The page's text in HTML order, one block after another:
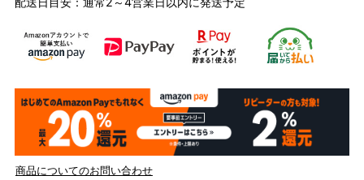
商品についてのお問い合わせ